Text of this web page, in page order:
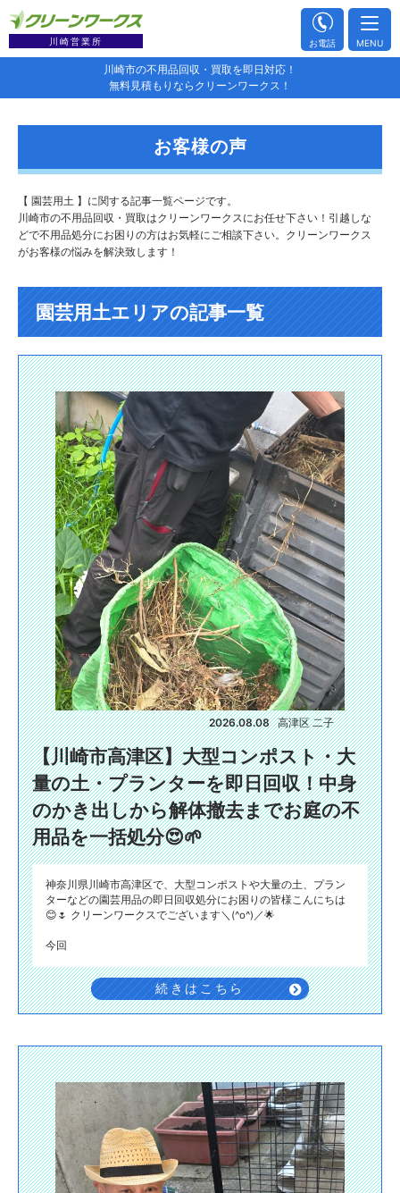
川崎市の不用品回収・買取を即日対応！
無料見積もりならクリーンワークス！
川崎営業所 お電話 MENU
お客様の声
【 園芸用土 】に関する記事一覧ページです。
川崎市の不用品回収・買取はクリーンワークスにお任せ下さい！引越しな
どで不用品処分にお困りの方はお気軽にご相談下さい。クリーンワークス
がお客様の悩みを解決致します！
園芸用土エリアの記事一覧
2026.08.08 高津区 二子
【川崎市高津区】大型コンポスト・大
量の土・プランターを即日回収！中身
のかき出しから解体撤去までお庭の不
用品を一括処分😍🌱
神奈川県川崎市高津区で、大型コンポストや大量の土、プラン
ターなどの園芸用品の即日回収処分にお困りの皆様こんにちは
😊🌷 クリーンワークスでございます＼(^o^)／🌟
今回
続きはこちら